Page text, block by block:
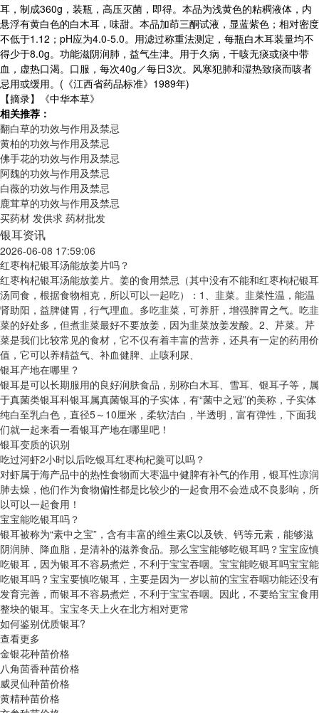
耳，制成360g，装瓶，高压灭菌，即得。本品为浅黄色的粘稠液体，内
悬浮有黄白色的白木耳，味甜。本品加茚三酮试液，显蓝紫色；相对密度
不低于1.12；pH应为4.0-5.0。用滤过称重法测定，每瓶白木耳装量均不
得少于8.0g。功能滋阴润肺，益气生津。用于久病，干咳无痰或痰中带
血，虚热口渴。口服，每次40g／每日3次。风寒犯肺和湿热致痰而咳者
忌用或缓用。(《江西省药品标准》1989年)
【摘录】《中华本草》
相关推荐：
翻白草的功效与作用及禁忌
黄柏的功效与作用及禁忌
佛手花的功效与作用及禁忌
阿魏的功效与作用及禁忌
白薇的功效与作用及禁忌
鹿茸草的功效与作用及禁忌
买药材 发供求 药材批发
银耳资讯
2026-06-08 17:59:06
红枣枸杞银耳汤能放姜片吗？
红枣枸杞银耳汤能放姜片。姜的食用禁忌（其中没有不能和红枣枸杞银耳
汤同食，根据食物相克，所以可以一起吃）：1、韭菜。韭菜性温，能温
肾助阳，益脾健胃，行气理血。多吃韭菜，可养肝，增强脾胃之气。吃韭
菜的好处多，但煮韭菜最好不要放姜，因为韭菜放姜发酸。2、芹菜。芹
菜是我们比较常见的食材，它不仅有着丰富的营养，还具有一定的药用价
值，它可以养精益气、补血健脾、止咳利尿、
银耳产地在哪里？
银耳是可以长期服用的良好润肤食品，别称白木耳、雪耳、银耳子等，属
于真菌类银耳科银耳属真菌银耳的子实体，有“菌中之冠”的美称，子实体
纯白至乳白色，直径5～10厘米，柔软洁白，半透明，富有弹性，下面我
们就一起来看一看银耳产地在哪里吧！
银耳变质的识别
吃过河虾2小时以后吃银耳红枣枸杞羹可以吗？
对虾属于海产品中的热性食物而大枣温中健脾有补气的作用，银耳性凉润
肺去燥，他们作为食物偏性都是比较少的一起食用不会造成不良影响，所
以可以一起食用！
宝宝能吃银耳吗？
银耳被称为“素中之宝”，含有丰富的维生素C以及铁、钙等元素，能够滋
阴润肺、降血脂，是清补的滋养食品。那么宝宝能够吃银耳吗？宝宝应慎
吃银耳，因为银耳不容易煮烂，不利于宝宝吞咽。宝宝能吃银耳吗宝宝能
吃银耳吗？宝宝要慎吃银耳，主要是因为一岁以前的宝宝吞咽功能还没有
发育完善，而银耳不容易煮烂，不利于宝宝吞咽。因此，不要给宝宝食用
整块的银耳。宝宝冬天上火在北方相对更常
如何鉴别优质银耳?
查看更多
金银花种苗价格
八角茴香种苗价格
威灵仙种苗价格
黄精种苗价格